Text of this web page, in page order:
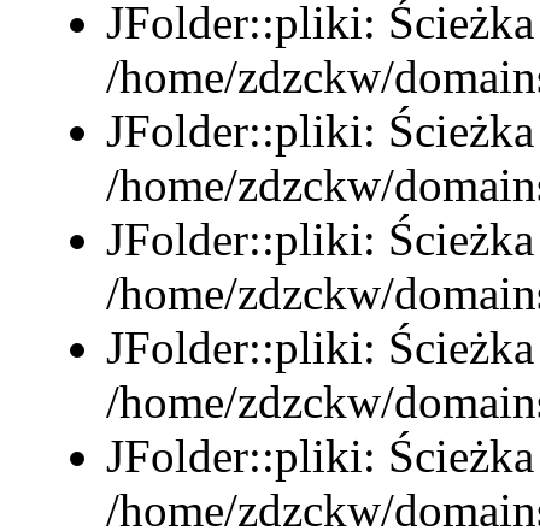
JFolder::pliki:
/home/zdzckw/
JFolder::pliki:
/home/zdzckw/
JFolder::pliki:
/home/zdzckw/
JFolder::pliki:
/home/zdzckw/
JFolder::pliki:
/home/zdzckw/